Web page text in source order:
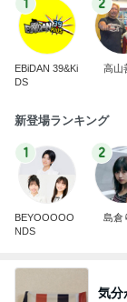
1
EBiDAN 39&Ki
DS
2
高山
新登場ランキング
1
BEYOOOOO
NDS
2
島倉
気分